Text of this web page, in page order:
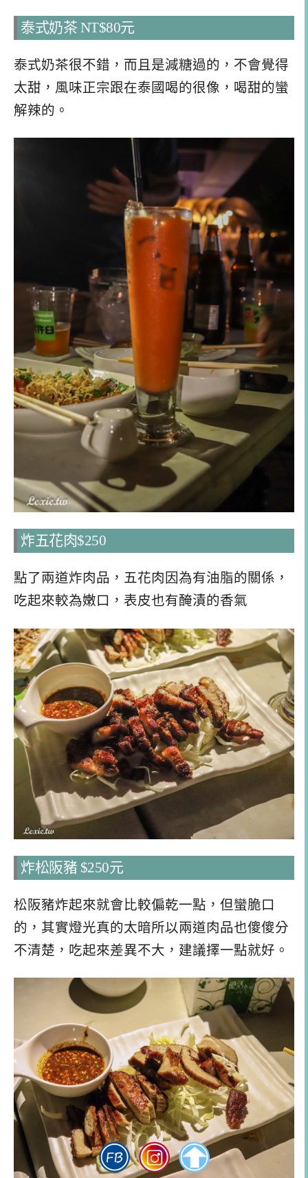
泰式奶茶 NT$80元
泰式奶茶很不錯，而且是減糖過的，不會覺得
太甜，風味正宗跟在泰國喝的很像，喝甜的蠻
解辣的。
炸五花肉$250
點了兩道炸肉品，五花肉因為有油脂的關係，
吃起來較為嫩口，表皮也有醃漬的香氣
炸松阪豬 $250元
松阪豬炸起來就會比較偏乾一點，但蠻脆口
的，其實燈光真的太暗所以兩道肉品也傻傻分
不清楚，吃起來差異不大，建議擇一點就好。